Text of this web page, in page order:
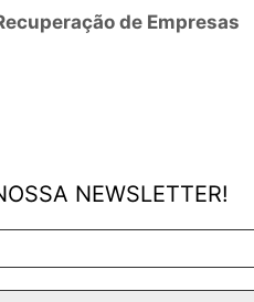
de Empresas
NEWSLETTER!